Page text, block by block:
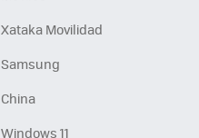
Xataka Movilidad
Samsung
China
Windows 11